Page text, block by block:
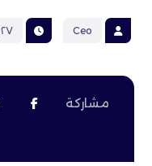
Ceo ٢٧ يناير، ٢٠١٥